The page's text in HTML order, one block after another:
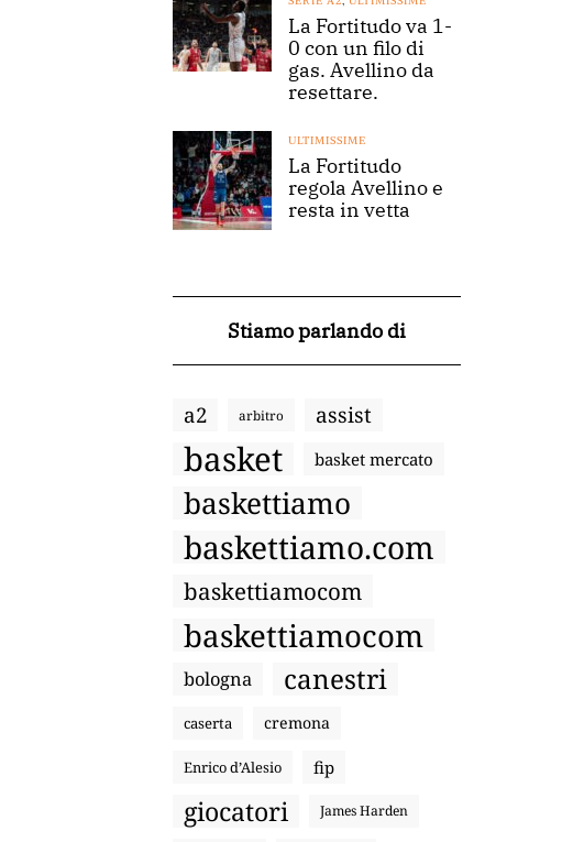
La Fortitudo va 1-
0 con un filo di
gas. Avellino da
resettare.
ULTIMISSIME
La Fortitudo
regola Avellino e
resta in vetta
Stiamo parlando di
a2 arbitro assist
basket basket mercato
baskettiamo
baskettiamo.com
baskettiamocom
baskettiamocom
bologna canestri
caserta cremona
Enrico d’Alesio fip
giocatori James Harden